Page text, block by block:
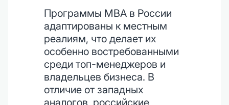
Программы MBA в России
адаптированы к местным
реалиям, что делает их
особенно востребованными
среди топ-менеджеров и
владельцев бизнеса. В
отличие от западных
аналогов, российские